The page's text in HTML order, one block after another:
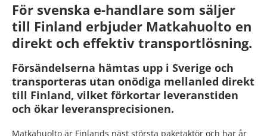
För svenska e-handlare som säljer
till Finland erbjuder Matkahuolto en
direkt och effektiv transportlösning.
Försändelserna hämtas upp i Sverige och
transporteras utan onödiga mellanled direkt
till Finland, vilket förkortar leveranstiden
och ökar leveransprecisionen.
Matkahuolto är Finlands näst största paketaktör och har år